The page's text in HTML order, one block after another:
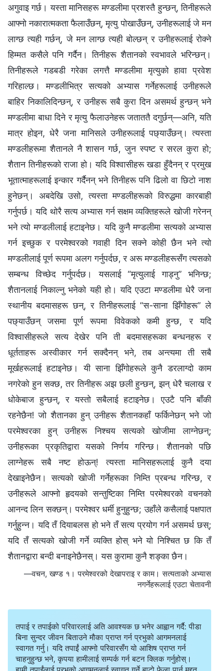
अगुवाइ गर्छ। यस्ता मानिसहरू मण्डलीमा प्रशस्तै हुन्छन्, तिनीहरूले
आफ्नो नकारात्मकता फैलाउँछन्, मृत्यु पोखाउँछन्, उनीहरूलाई जे मन
लाग्छ त्यही गर्छन्, जे मन लाग्छ त्यही बोल्छन् र उनीहरूलाई रोक्ने
हिम्मत कसैले पनि गर्दैन। तिनीहरू शैतानको स्वभावले भरिन्छन्।
तिनीहरूले गडबडी गरेका लगत्तै मण्डलीमा मृत्युको हावा प्रवेश
गरिहाल्छ। मण्डलीभित्र सत्यको अभ्यास गर्नेहरूलाई उनीहरूले
बाहिर निकालिदिन्छन्, र उनीहरू सबै कुरा दिन असमर्थ हुन्छन् भने
मण्डलीमा बाधा दिने र मृत्यु फैलाउनेहरू जताततै दगुर्छन्—अनि, यति
मात्र होइन, धेरै जना मानिसले उनीहरूलाई पछ्याउँछन्। त्यस्ता
मण्डलीहरूमा शैतानले नै शासन गर्छ, जुन स्पष्ट र सरल कुरा हो;
शैतान तिनीहरूको राजा हो। यदि विश्‍वासीहरू खडा हुँदैनन् र प्रमुख
भूतात्माहरूलाई इन्कार गर्दैनन् भने तिनीहरू पनि ढिलो वा छिटो नाश
हुनेछन्। अबदेखि उसो, त्यस्ता मण्डलीहरूको विरुद्धमा कारबाही
गर्नुपर्छ। यदि थोरै सत्य अभ्यास गर्न सक्षम व्यक्तिहरूले खोजी गरेनन्
भने त्यो मण्डलीलाई हटाइनेछ। यदि कुनै मण्डलीमा सत्यको अभ्यास
गर्न इच्छुक र परमेश्‍वरको गवाही दिन सक्ने कोही छैन भने त्यो
मण्डलीलाई पूर्ण रूपमा अलग गर्नुपर्दछ, र अरू मण्डलीहरूसँग त्यसको
सम्बन्ध विच्छेद गर्नुपर्दछ। यसलाई “मृत्युलाई गाड्नु” भनिन्छ;
शैतानलाई निकाल्नु भनेको यही हो। यदि एउटा मण्डलीमा धेरै जना
स्थानीय बदमासहरू छन्, र तिनीहरूलाई “स-साना झिँगोहरू” ले
पछ्याउँछन् जसमा पूर्ण रूपमा विवेकको कमी हुन्छ, र यदि
विश्‍वासीहरूले सत्य देखेर पनि ती बदमासहरूका बन्धनहरू र
धूर्तताहरू अस्वीकार गर्न सक्दैनन् भने, तब अन्त्यमा ती सबै
मूर्खहरूलाई हटाइनेछ। यी साना झिँगोहरूले कुनै डरलाग्दो काम
नगरेको हुन सक्छ, तर तिनीहरू अझ छली हुन्छन्, झन् धेरै चलाख र
धोकेबाज हुन्छन्, र यस्तो सबैलाई हटाइनेछ। एउटै पनि बाँकी
रहनेछैन! जो शैतानका हुन् उनीहरू शैतानकहाँ फर्किनेछन् भने जो
परमेश्‍वरका हुन् उनीहरू निश्चय सत्यको खोजीमा लाग्नेछन्;
उनीहरूका प्रकृतिद्वारा यसको निर्णय गरिन्छ। शैतानको पछि
लाग्नेहरू सबै नष्ट होऊन्! त्यस्ता मानिसहरूलाई कुनै दया
देखाइनेछैन। सत्यको खोजी गर्नेहरूका निम्ति प्रबन्ध गरिन्छ, र
उनीहरूले आफ्नो हृदयको सन्तुष्टिका निम्ति परमेश्‍वरको वचनको
आनन्द लिन सक्छन्। परमेश्‍वर धर्मी हुनुहुन्छ; उहाँले कसैलाई पक्षपात
गर्नुहुन्न। यदि तँ दियाबलस हो भने तँ सत्य प्रयोग गर्न असमर्थ छस्;
यदि तँ सत्यको खोजी गर्ने व्यक्ति होस् भने यो निश्चित छ कि तँ
शैतानद्वारा बन्दी बनाइनेछैनस्। यस कुरामा कुनै शङ्का छैन।
—वचन, खण्ड १। परमेश्‍वरको देखापराइ र काम। सत्यताको अभ्यास
नगर्नेहरूलाई एउटा चेतावनी
तपाई र तपाईको परिवारलाई अति आवश्यक छ भनेर आह्वान गर्दै: पीडा
बिना सुन्दर जीवन बिताउने मौका प्राप्त गर्न प्रभुको आगमनलाई
स्वागत गर्नु। यदि तपाईं आफ्नो परिवारसँग यो आशिष प्राप्त गर्न
चाहनुहुन्छ भने, कृपया हामीलाई सम्पर्क गर्न बटन क्लिक गर्नुहोस्।